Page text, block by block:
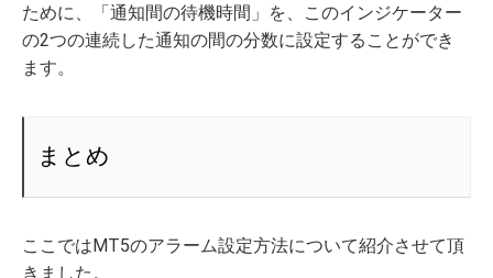
ために、「通知間の待機時間」を、このインジケーター
の2つの連続した通知の間の分数に設定することができ
ます。
まとめ
ここではMT5のアラーム設定方法について紹介させて頂
きました。